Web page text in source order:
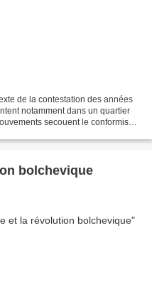
de la contestation des années
notamment dans un quartier
secouent le conformisme
bolchevique